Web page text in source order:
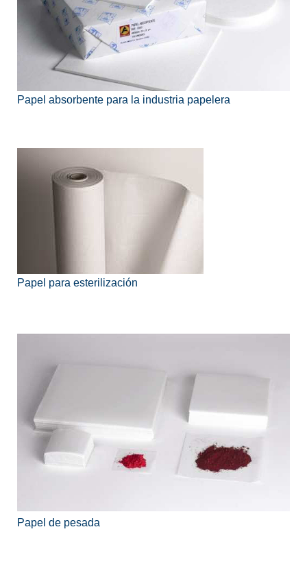
Papel absorbente para la industria papelera
Papel para esterilización
Papel de pesada